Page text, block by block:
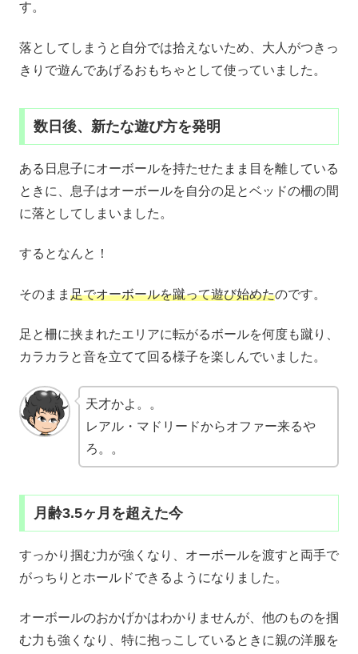
す。
落としてしまうと自分では拾えないため、大人がつきっ
きりで遊んであげるおもちゃとして使っていました。
数日後、新たな遊び方を発明
ある日息子にオーボールを持たせたまま目を離している
ときに、息子はオーボールを自分の足とベッドの柵の間
に落としてしまいました。
するとなんと！
そのまま 足でオーボールを蹴って遊び始めたのです。
足と柵に挟まれたエリアに転がるボールを何度も蹴り、
カラカラと音を立てて回る様子を楽しんでいました。
天才かよ。。
レアル・マドリードからオファー来るや
ろ。。
月齢3.5ヶ月を超えた今
すっかり掴む力が強くなり、オーボールを渡すと両手で
がっちりとホールドできるようになりました。
オーボールのおかげかはわかりませんが、他のものを掴
む力も強くなり、特に抱っこしているときに親の洋服を